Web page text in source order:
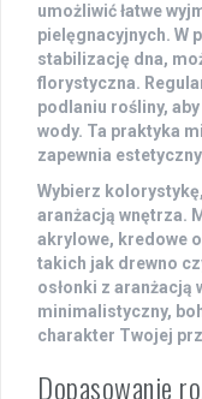
umożliwić łatwe
pielęgnacyjnych. W
stabilizację dna,
florystyczna.
podlaniu rośliny,
wody. Ta praktyka
zapewnia
Wybierz
aranżacją wnętrza.
akrylowe, kredowe
takich jak drewno
osłonki z aranżacją
minimalistyczny,
charakter Twojej
Dopasowanie